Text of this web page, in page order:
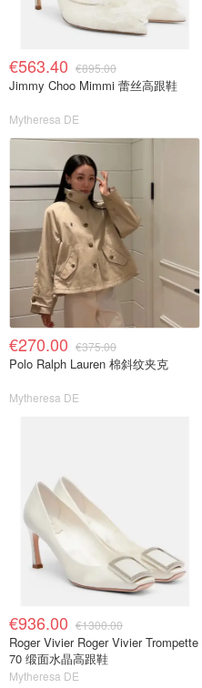
€563.40 €895.00
Jimmy Choo Mimmi 蕾丝高跟鞋
Mytheresa DE
€270.00 €375.00
Polo Ralph Lauren 棉斜纹夹克
Mytheresa DE
€936.00 €1300.00
Roger Vivier Roger Vivier Trompette
70 缎面水晶高跟鞋
Mytheresa DE